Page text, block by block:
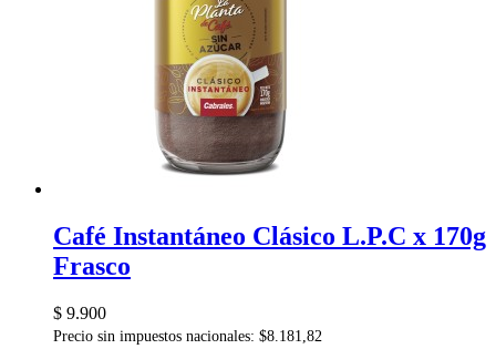
Café Instantáneo Clásico L.P.C x 170g
Frasco
$ 9.900
Precio sin impuestos nacionales: $8.181,82